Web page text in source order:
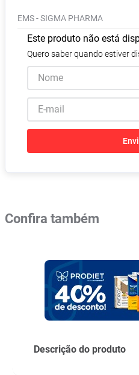
EMS - SIGMA PHARMA
Este produto não está
Quero saber quando estiver
Confira também
Descrição do produto